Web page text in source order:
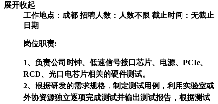
展开收起
工作地点：成都 招聘人数：人数不限 截止时间：无截止
日期
岗位职责:
1、负责公司时钟、低速信号接口芯片、电源、PCIe、
RCD、光口电芯片相关的硬件测试。
2、根据研发的需求规格，制定测试用例，利用实验室或
外协资源独立逐项完成测试并输出测试报告，根据测试